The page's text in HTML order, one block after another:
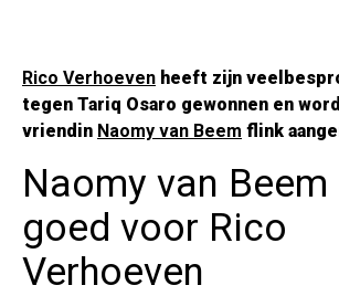
Rico Verhoeven heeft zijn
tegen Tariq Osaro gewonnen en
vriendin Naomy van Beem flink
Naomy van
goed voor Rico
Verhoeven